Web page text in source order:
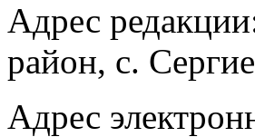
Адрес
район, с.
Адрес